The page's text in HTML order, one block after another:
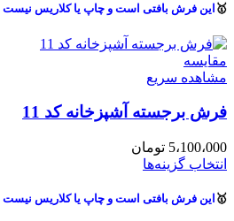
🥇 این فرش بافتی است و چاپ یا کلاریس نیست
مقایسه
مشاهده سریع
فرش برجسته آشپزخانه کد 11
5،100،000 تومان
انتخاب گزینه‌ها
🥇 این فرش بافتی است و چاپ یا کلاریس نیست